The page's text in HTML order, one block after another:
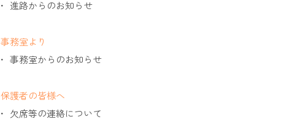
進路からのお知らせ
事務室より
事務室からのお知らせ
保護者の皆様へ
欠席等の連絡について